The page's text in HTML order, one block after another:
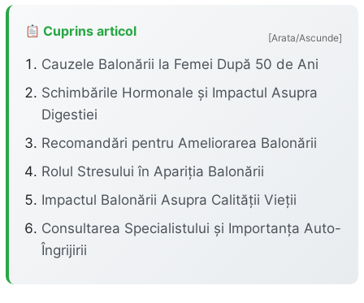
Cuprins articol [Arata/Ascunde]
Cauzele Balonării la Femei După 50 de Ani
Schimbările Hormonale și Impactul Asupra
Digestiei
Recomandări pentru Ameliorarea Balonării
Rolul Stresului în Apariția Balonării
Impactul Balonării Asupra Calității Vieții
Consultarea Specialistului și Importanța Auto-
Îngrijirii